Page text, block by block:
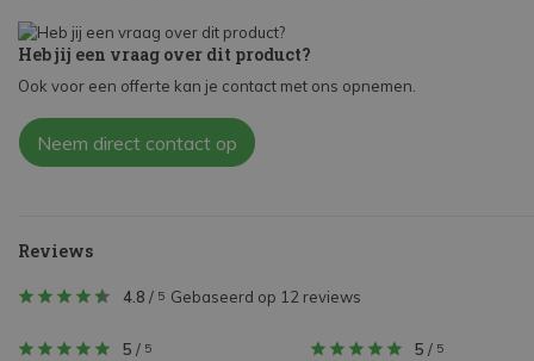
Heb jij een vraag over dit product?
Ook voor een offerte kan je contact met ons opnemen.
Neem direct contact op
Reviews
4.8 / 5 Gebaseerd op 12 reviews
5 / 5 5 / 5